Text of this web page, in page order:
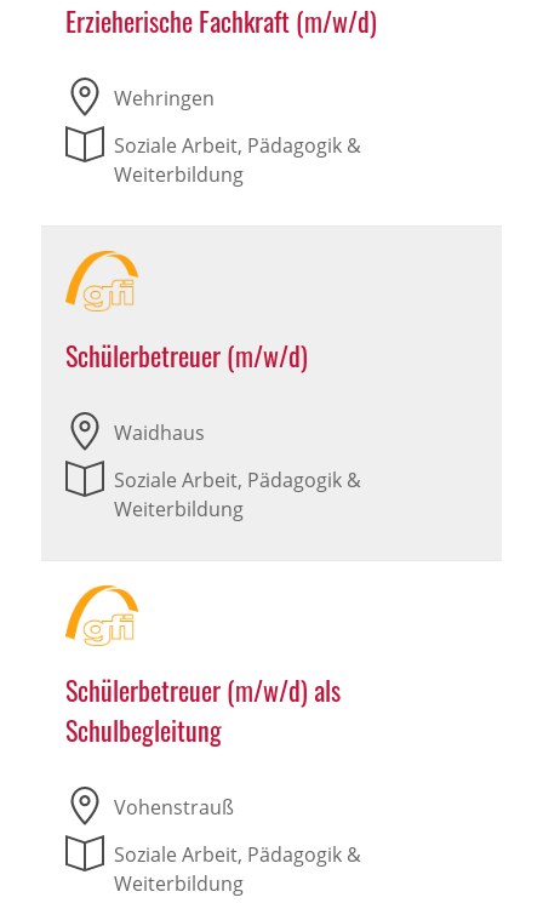
Erzieherische Fachkraft (m/w/d)
Wehringen
Soziale Arbeit, Pädagogik &
Weiterbildung
Schülerbetreuer (m/w/d)
Waidhaus
Soziale Arbeit, Pädagogik &
Weiterbildung
Schülerbetreuer (m/w/d) als
Schulbegleitung
Vohenstrauß
Soziale Arbeit, Pädagogik &
Weiterbildung